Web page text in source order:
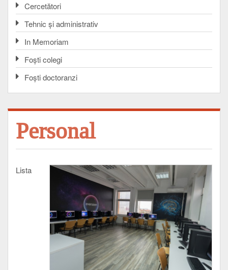
Cercetători
Tehnic și administrativ
In Memoriam
Foşti colegi
Foşti doctoranzi
Personal
Lista